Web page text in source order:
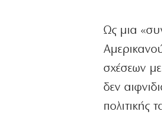
Ως μια
σχέσεων
δεν
πολιτικής